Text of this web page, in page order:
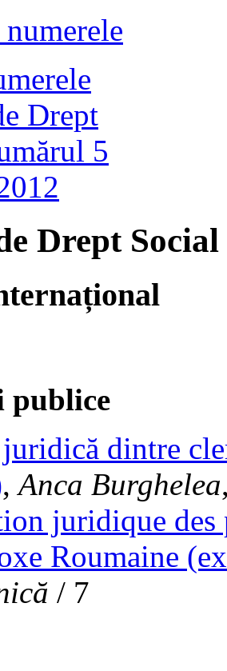
Drept
publice
dintre
, Anca Burghelea
juridique des
Roumaine
/ 7